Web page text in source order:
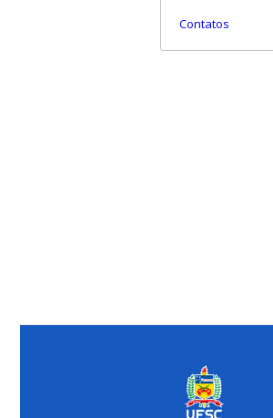
Contatos